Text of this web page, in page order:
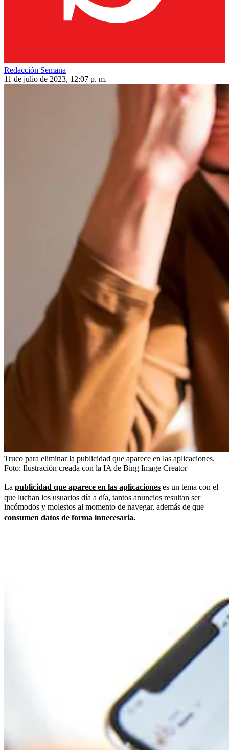
Redacción Semana
11 de julio de 2023, 12:07 p. m.
Truco para eliminar la publicidad que aparece en las aplicaciones.
Foto: Ilustración creada con la IA de Bing Image Creator
La publicidad que aparece en las aplicaciones es un tema con el
que luchan los usuarios día a día, tantos anuncios resultan ser
incómodos y molestos al momento de navegar, además de que
consumen datos de forma innecesaria.